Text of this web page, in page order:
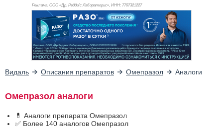
Реклама. ООО «Др. Редди’с Лабораторис», ИНН: 7707321227
Видаль Описания препаратов Омепразол Аналоги
Омепразол аналоги
💊 Аналоги препарата Омепразол
✅ Более 140 аналогов Омепразол